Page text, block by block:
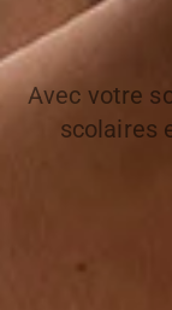
Avec votre
scolaires